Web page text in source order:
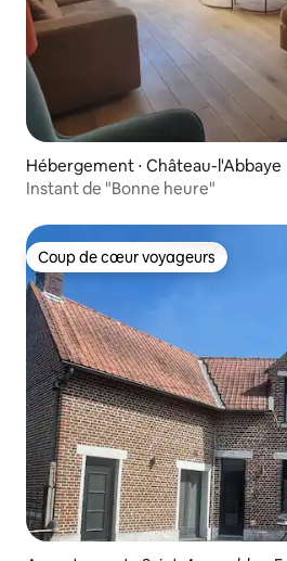
Hébergement ⋅ Château-l'Abbaye
Instant de "Bonne heure"
Coup de cœur voyageurs
Coup de cœur voyageurs